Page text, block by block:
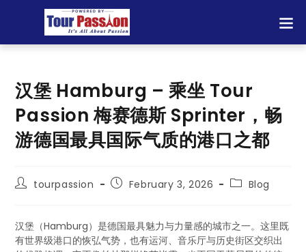
汉堡 Hamburg – 乘坐 Tour
Passion 梅赛德斯 Sprinter，畅
游德国最具国际气质的港口之都
tourpassion February 3, 2026 Blog
汉堡（Hamburg）是德国最具魅力与力量感的城市之一。这里既
有世界级港口的恢弘气势，也有运河、音乐厅与历史街区交织出